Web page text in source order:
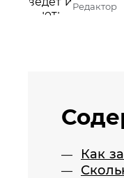
Редактор
Как